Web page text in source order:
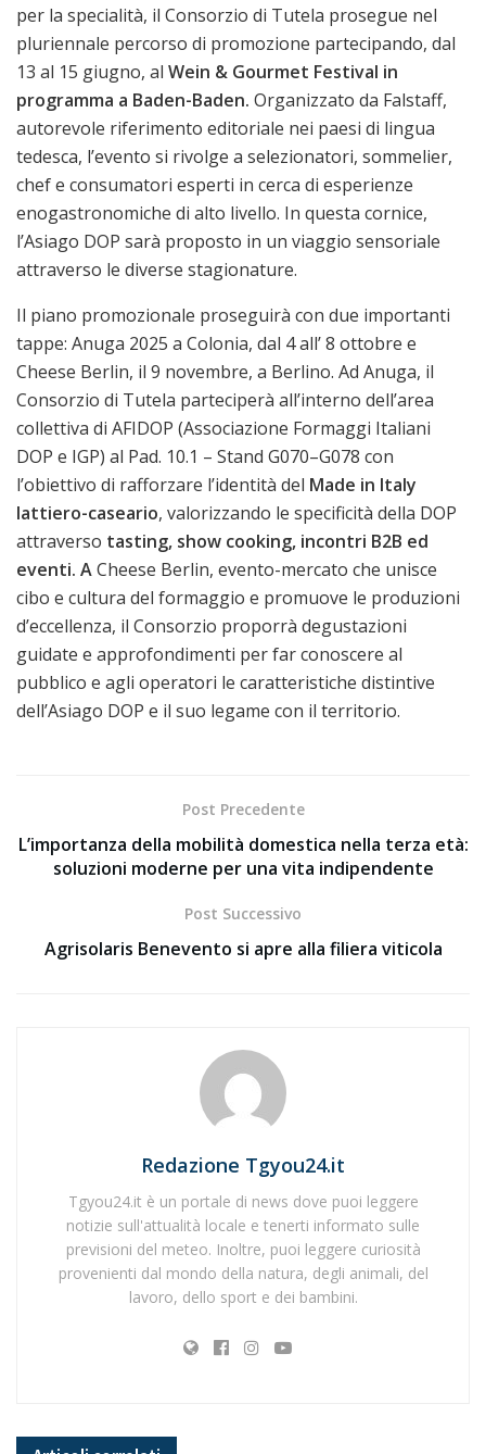
per la specialità, il Consorzio di Tutela prosegue nel
pluriennale percorso di promozione partecipando, dal
13 al 15 giugno, al Wein & Gourmet Festival in
programma a Baden-Baden. Organizzato da Falstaff,
autorevole riferimento editoriale nei paesi di lingua
tedesca, l’evento si rivolge a selezionatori, sommelier,
chef e consumatori esperti in cerca di esperienze
enogastronomiche di alto livello. In questa cornice,
l’Asiago DOP sarà proposto in un viaggio sensoriale
attraverso le diverse stagionature.
Il piano promozionale proseguirà con due importanti
tappe: Anuga 2025 a Colonia, dal 4 all’ 8 ottobre e
Cheese Berlin, il 9 novembre, a Berlino. Ad Anuga, il
Consorzio di Tutela parteciperà all’interno dell’area
collettiva di AFIDOP (Associazione Formaggi Italiani
DOP e IGP) al Pad. 10.1 – Stand G070–G078 con
l’obiettivo di rafforzare l’identità del Made in Italy
lattiero-caseario, valorizzando le specificità della DOP
attraverso tasting, show cooking, incontri B2B ed
eventi. ACheese Berlin, evento-mercato che unisce
cibo e cultura del formaggio e promuove le produzioni
d’eccellenza, il Consorzio proporrà degustazioni
guidate e approfondimenti per far conoscere al
pubblico e agli operatori le caratteristiche distintive
dell’Asiago DOP e il suo legame con il territorio.
Post Precedente
L’importanza della mobilità domestica nella terza età:
soluzioni moderne per una vita indipendente
Post Successivo
Agrisolaris Benevento si apre alla filiera viticola
Redazione Tgyou24.it
Tgyou24.it è un portale di news dove puoi leggere
notizie sull'attualità locale e tenerti informato sulle
previsioni del meteo. Inoltre, puoi leggere curiosità
provenienti dal mondo della natura, degli animali, del
lavoro, dello sport e dei bambini.